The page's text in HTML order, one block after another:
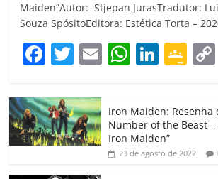
Maiden”Autor: Stjepan JurasTradutor:
Souza SpósitoEditora: Estética Torta –
F
c
e
b
o
T
itt
er
E W
at
s
A
Li
e
dI
G
gl
e
Cl
Iron Maiden: Resenha
Number of the Beast –
Iron Maiden”
23 de agosto de 2022